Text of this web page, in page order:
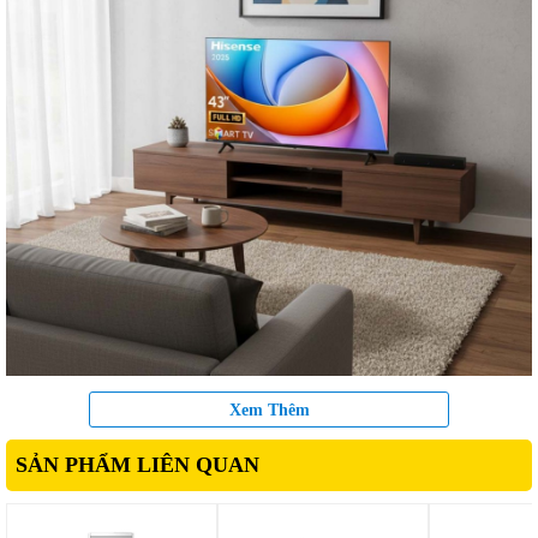
2. Chất lượng hình ảnh Full HD chân thực
Với độ phân giải Full HD (1920x1080), Hisense 43A4Q hiển
thị hình ảnh sắc nét hơn TV HD thông thường. Nhờ độ phân
Xem Thêm
SẢN PHẨM LIÊN QUAN